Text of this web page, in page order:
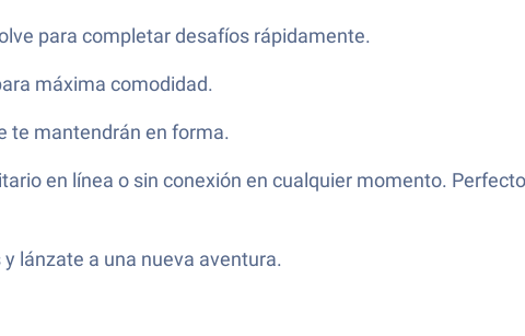
para completar desafíos rápidamente.
máxima comodidad.
te mantendrán en forma.
en línea o sin conexión en cualquier momento.
lánzate a una nueva aventura.